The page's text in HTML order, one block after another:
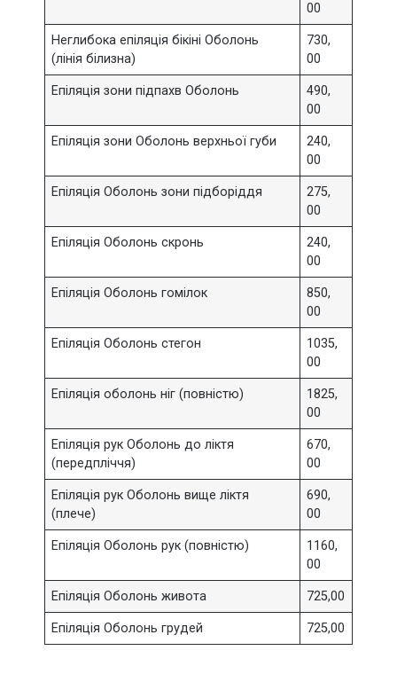
00
Неглибока епіляція бікіні Оболонь
(лінія білизна)
730,
00
Епіляція зони підпахв Оболонь
490,
00
Епіляція зони Оболонь верхньої губи
240,
00
Епіляція Оболонь зони підборіддя
275,
00
Епіляція Оболонь скронь
240,
00
Епіляція Оболонь гомілок
850,
00
Епіляція Оболонь стегон
1035,
00
Епіляція оболонь ніг (повністю)
1825,
00
Епіляція рук Оболонь до ліктя
(передпліччя)
670,
00
Епіляція рук Оболонь вище ліктя
(плече)
690,
00
Епіляція Оболонь рук (повністю)
1160,
00
Епіляція Оболонь живота 725,00
Епіляція Оболонь грудей 725,00